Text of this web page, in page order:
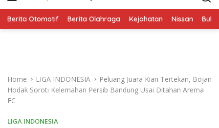
p
o
Berita Otomotif Berita Olahraga Kejahatan Nissan
Home LIGA INDONESIA
Peluang Juara Kian Tertekan, Bojan
Hodak Soroti Kelemahan Persib Bandung Usai Ditahan Arema
FC
LIGA INDONESIA